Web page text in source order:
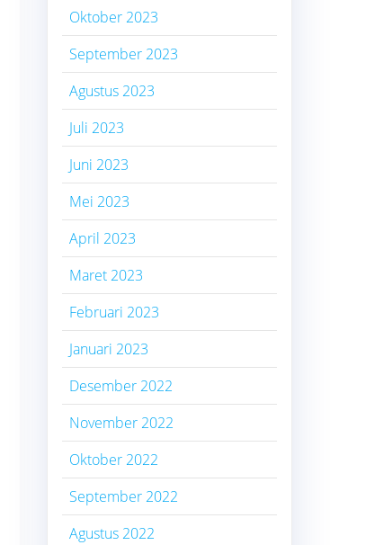
Oktober 2023
September 2023
Agustus 2023
Juli 2023
Juni 2023
Mei 2023
April 2023
Maret 2023
Februari 2023
Januari 2023
Desember 2022
November 2022
Oktober 2022
September 2022
Agustus 2022